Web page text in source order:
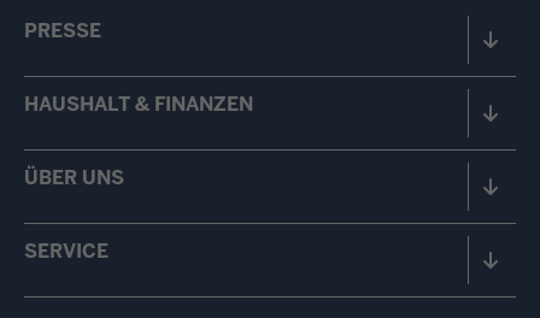
PRESSE
HAUSHALT & FINANZEN
ÜBER UNS
SERVICE